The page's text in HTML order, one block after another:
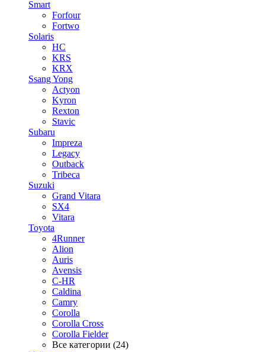
Smart
Forfour
Fortwo
Solaris
HC
KRS
KRX
Ssang Yong
Actyon
Kyron
Rexton
Stavic
Subaru
Impreza
Legacy
Outback
Tribeca
Suzuki
Grand Vitara
SX4
Vitara
Toyota
4Runner
Alion
Auris
Avensis
C-HR
Caldina
Camry
Corolla
Corolla Cross
Corolla Fielder
Все категории (24)